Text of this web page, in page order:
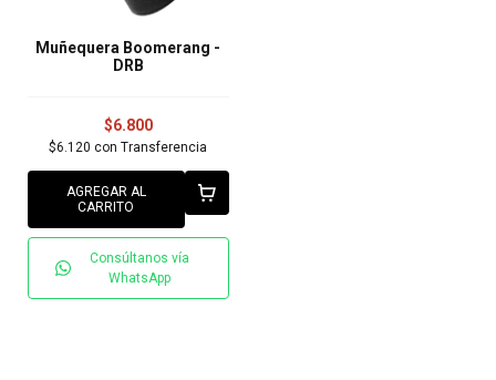
Muñequera Boomerang -
DRB
$6.800
$6.120con Transferencia
AGREGAR AL
CARRITO
Consúltanos vía
WhatsApp